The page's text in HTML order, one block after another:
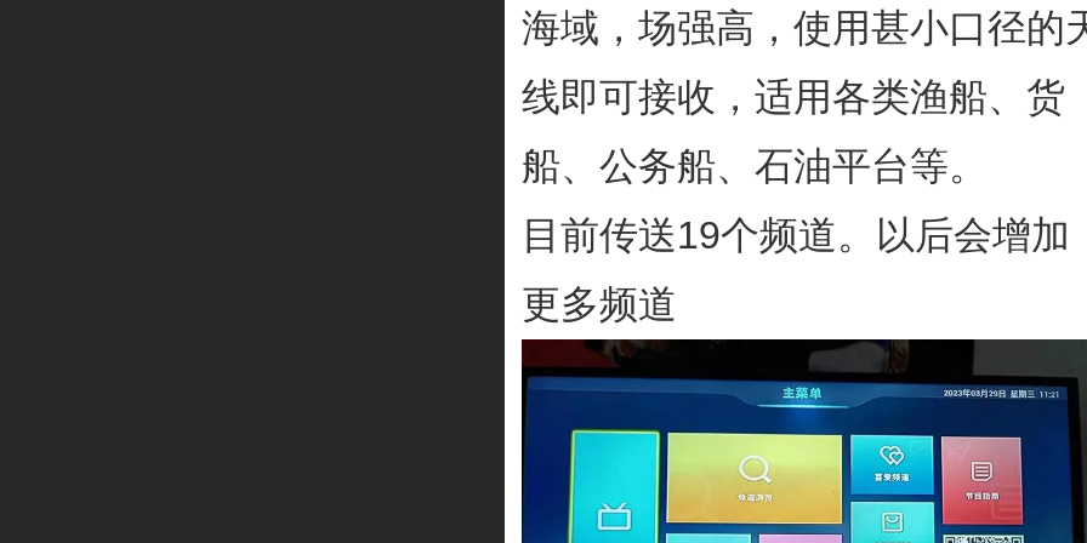
海域，场强高，使用甚小口径的
线即可接收，适用各类渔船、货
船、公务船、石油平台等。
目前传送19个频道。以后会增加
更多频道